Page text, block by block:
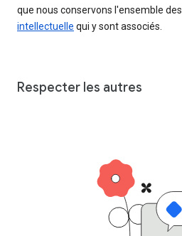
que nous conservons l'ensemble des
intellectuelle qui y sont associés.
Respecter les autres